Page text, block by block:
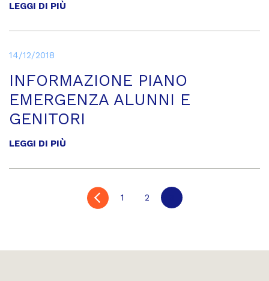
LEGGI DI PIÙ
14/12/2018
INFORMAZIONE PIANO
EMERGENZA ALUNNI E
GENITORI
LEGGI DI PIÙ
1 2